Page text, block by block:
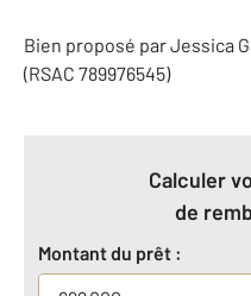
Bien proposé parJessica
(RSAC 789976545)
Calculer
de
Montant du prêt :